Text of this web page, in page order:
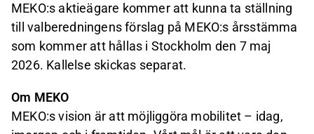
MEKO:s aktieägare kommer att kunna ta ställning
till valberedningens förslag på MEKO:s årsstämma
som kommer att hållas i Stockholm den 7 maj
2026. Kallelse skickas separat.
Om MEKO
MEKO:s vision är att möjliggöra mobilitet – idag,